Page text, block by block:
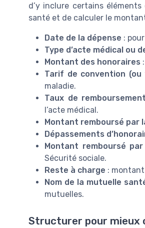
d’y inclure certains
santé et de calculer le
Date de la dépense :
Type d’acte médical ou
Montant des honoraires
Tarif de convention
maladie.
Taux de
l’acte médical.
Montant remboursé par
Dépassements
Montant remboursé
Sécurité sociale.
Reste à charge :
Nom de la mutuelle
mutuelles.
Structurer pour mieux